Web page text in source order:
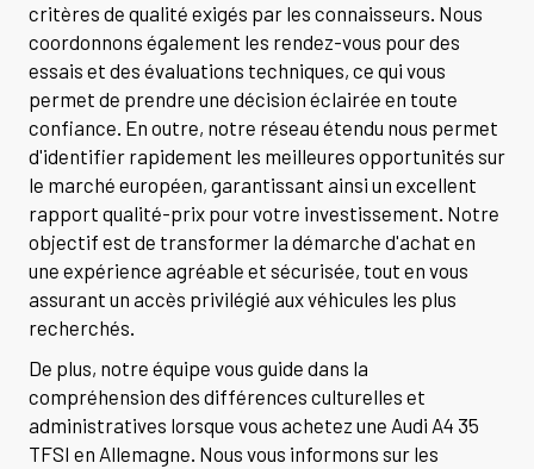
critères de qualité exigés par les connaisseurs. Nous
coordonnons également les rendez-vous pour des
essais et des évaluations techniques, ce qui vous
permet de prendre une décision éclairée en toute
confiance. En outre, notre réseau étendu nous permet
d'identifier rapidement les meilleures opportunités sur
le marché européen, garantissant ainsi un excellent
rapport qualité-prix pour votre investissement. Notre
objectif est de transformer la démarche d'achat en
une expérience agréable et sécurisée, tout en vous
assurant un accès privilégié aux véhicules les plus
recherchés.
De plus, notre équipe vous guide dans la
compréhension des différences culturelles et
administratives lorsque vous achetez une Audi A4 35
TFSI en Allemagne. Nous vous informons sur les